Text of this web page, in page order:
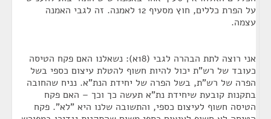
על הפרת כללים, חוץ מסעיף 12 לאמנה. זה לגבי האמנה
עצמה.
אני רוצה לתת הבהרה לגבי (18א): נשאלנו האם פקח הטיסה
כעובד של רש"ת יכול להיות חשוף להטלת עיצום כספי בשל
הפרה של רש"ת, בשל הפרה של יחידת הנת"א. נניח שהחובה
בתקנות קובעת שיחידת נת"א תעשה כך וכך – האם פקח
הטיסה חשוף לעיצום כספי, והתשובה שלנו היא "לא". פקח